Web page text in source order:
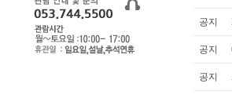
공지
공지
공지